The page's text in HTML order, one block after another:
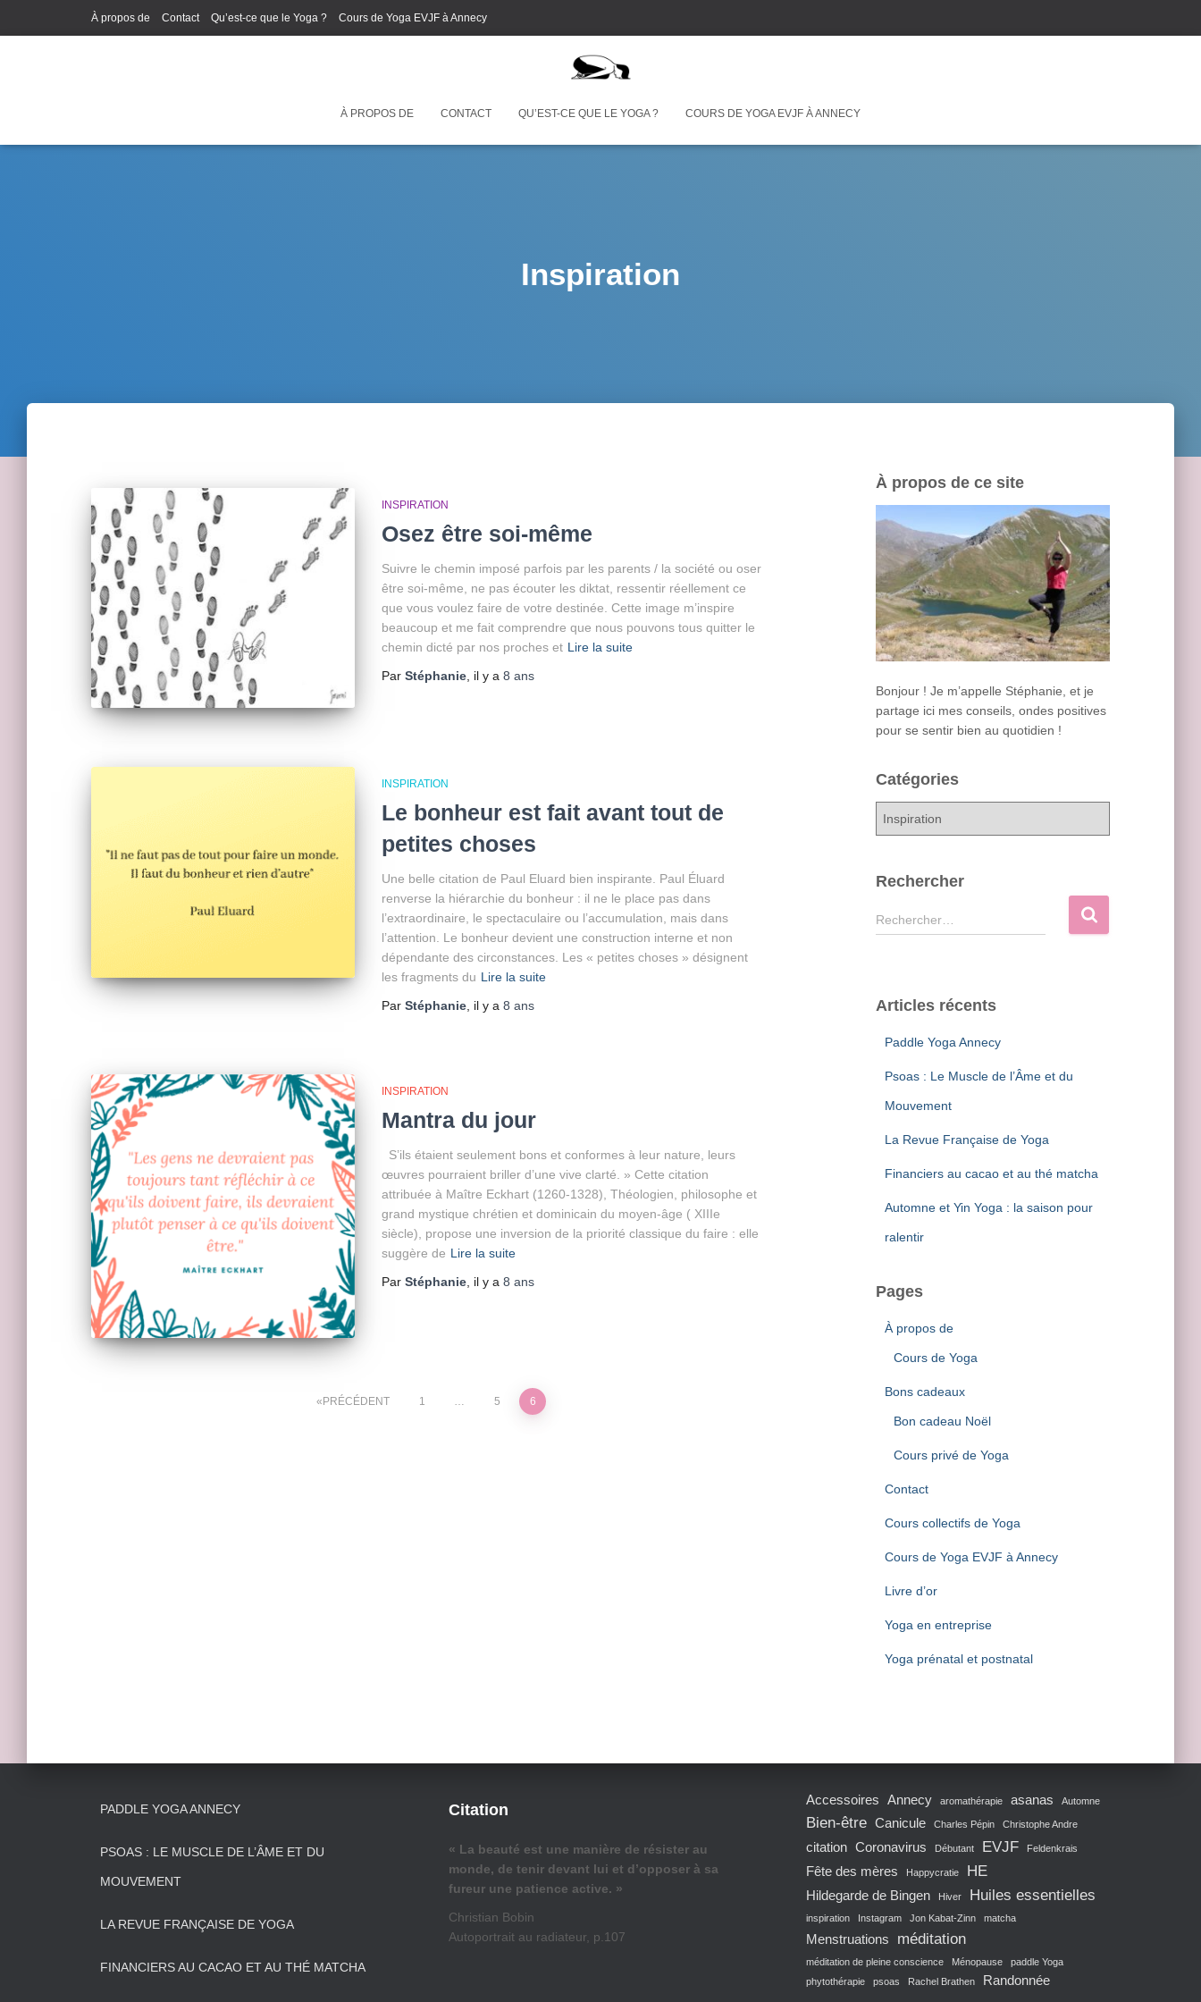
À propos de Contact Qu’est-ce que le Yoga ? Cours de Yoga EVJF à Annecy
À PROPOS DE CONTACT QU’EST-CE QUE LE YOGA ? COURS DE YOGA EVJF À ANNECY
Inspiration
INSPIRATION
Osez être soi-même
Suivre le chemin imposé parfois par les parents / la société ou oser
être soi-même, ne pas écouter les diktat, ressentir réellement ce
que vous voulez faire de votre destinée. Cette image m’inspire
beaucoup et me fait comprendre que nous pouvons tous quitter le
chemin dicté par nos proches et Lire la suite
Par Stéphanie , il y a 8 ans
INSPIRATION
Le bonheur est fait avant tout de
petites choses
Une belle citation de Paul Eluard bien inspirante. Paul Éluard
renverse la hiérarchie du bonheur : il ne le place pas dans
l’extraordinaire, le spectaculaire ou l’accumulation, mais dans
l’attention. Le bonheur devient une construction interne et non
dépendante des circonstances. Les « petites choses » désignent
les fragments du Lire la suite
Par Stéphanie , il y a 8 ans
INSPIRATION
Mantra du jour
S’ils étaient seulement bons et conformes à leur nature, leurs
œuvres pourraient briller d’une vive clarté. » Cette citation
attribuée à Maître Eckhart (1260-1328), Théologien, philosophe et
grand mystique chrétien et dominicain du moyen-âge ( XIIIe
siècle), propose une inversion de la priorité classique du faire : elle
suggère de Lire la suite
Par Stéphanie , il y a 8 ans
PRÉCÉDENT 1 … 5 6
À propos de ce site
Bonjour ! Je m’appelle Stéphanie, et je
partage ici mes conseils, ondes positives
pour se sentir bien au quotidien !
Catégories
g
r
Rechercher
R
e
r
Rechercher…
Articles récents
Paddle Yoga Annecy
Psoas : Le Muscle de l’Âme et du
Mouvement
La Revue Française de Yoga
Financiers au cacao et au thé matcha
Automne et Yin Yoga : la saison pour
ralentir
Pages
À propos de
Cours de Yoga
Bons cadeaux
Bon cadeau Noël
Cours privé de Yoga
Contact
Cours collectifs de Yoga
Cours de Yoga EVJF à Annecy
Livre d’or
Yoga en entreprise
Yoga prénatal et postnatal
PADDLE YOGA ANNECY
PSOAS : LE MUSCLE DE L’ÂME ET DU
MOUVEMENT
LA REVUE FRANÇAISE DE YOGA
FINANCIERS AU CACAO ET AU THÉ MATCHA
Citation
« La beauté est une manière de résister au
monde, de tenir devant lui et d’opposer à sa
fureur une patience active. »
Christian Bobin
Autoportrait au radiateur, p.107
Accessoires Annecy aromathérapie asanas Automne
Bien-être Canicule Charles Pépin Christophe Andre
citation Coronavirus Débutant EVJF Feldenkrais
Fête des mères Happycratie HE
Hildegarde de Bingen Hiver Huiles essentielles
inspiration Instagram Jon Kabat-Zinn matcha
Menstruations méditation
méditation de pleine conscience Ménopause
paddle Yoga
phytothérapie
psoas Rachel Brathen Randonnée